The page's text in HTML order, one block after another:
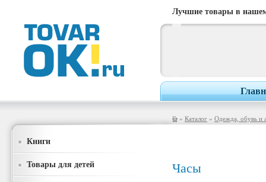
Лучшие товары в
» Каталог » Одежда, обувь и
Книги
Товары для детей Часы